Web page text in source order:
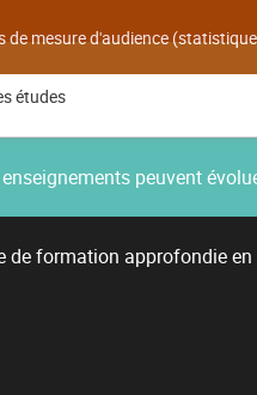
mesure d'audience
études
peuvent
de formation approfondie